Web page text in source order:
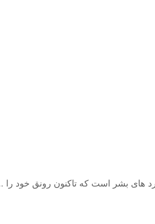
های بشر است که تاکنون رونق خود را